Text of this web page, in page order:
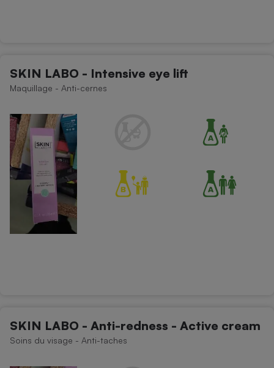
SKIN LABO - Intensive eye lift
Maquillage - Anti-cernes
SKIN LABO - Anti-redness - Active cream
Soins du visage - Anti-taches